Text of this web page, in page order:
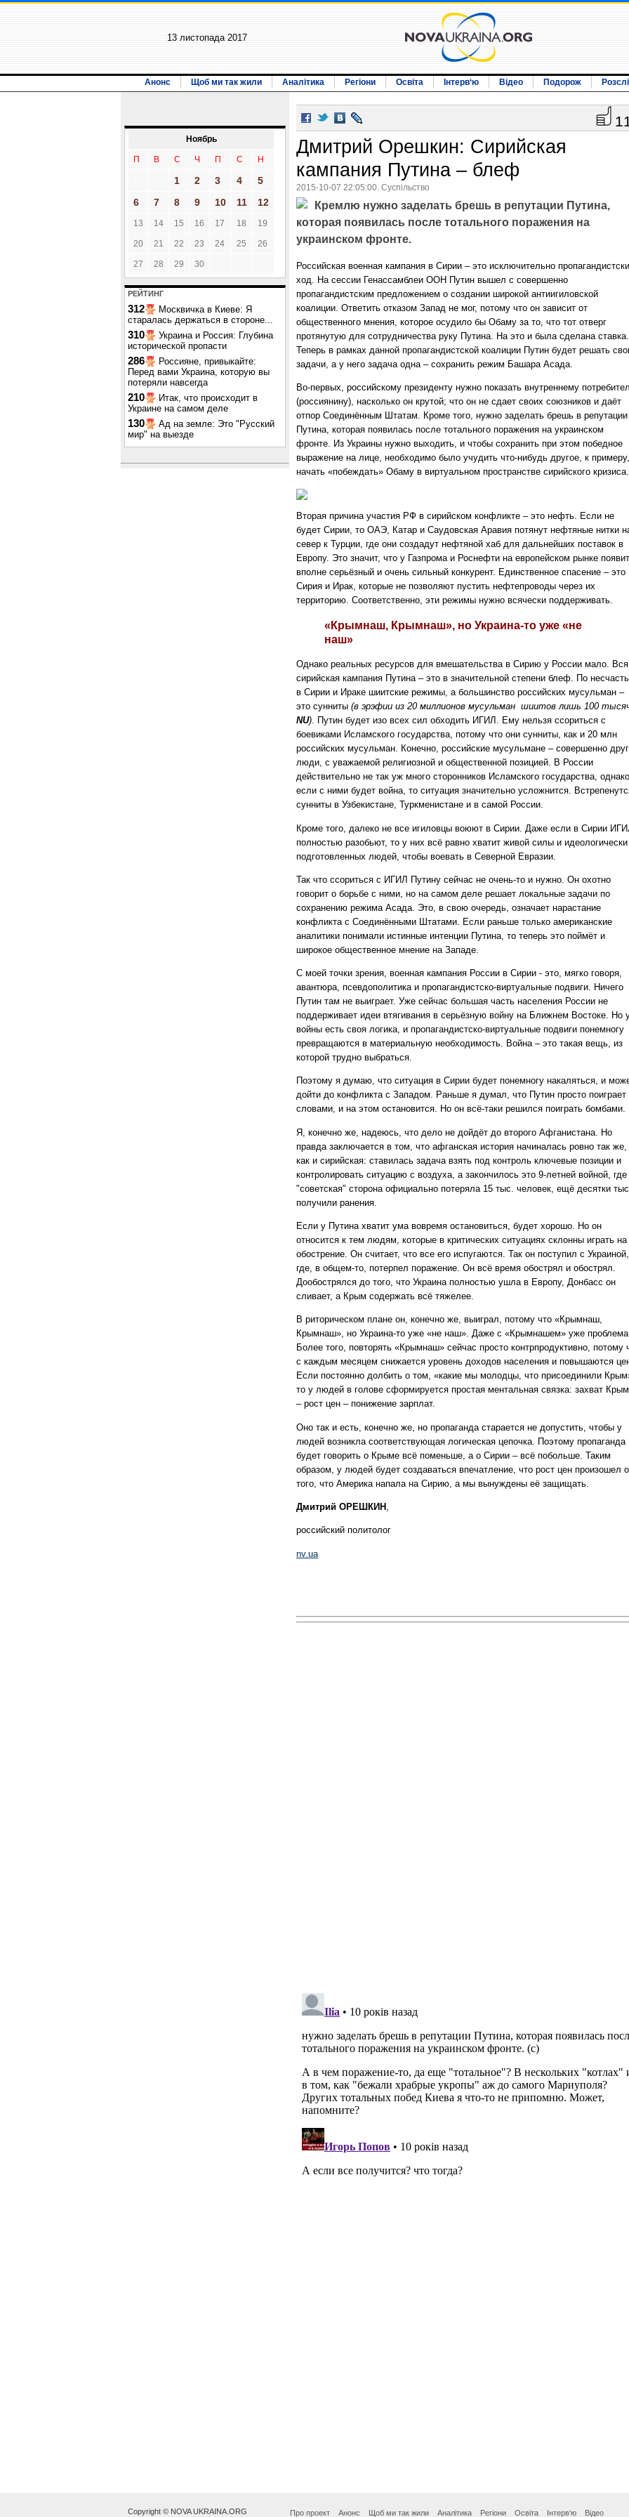
13 листопада 2017
Анонс Щоб ми так жили Аналітика Регіони Освіта Інтерв‘ю Відео Подорож
Ноябрь
П В С Ч П С Н
1 2 3 4
5
6
7 8 9 10 11 12
13 14 15 16 17 18 19
20 21 22 23 24 25 26
27 28 29 30
РЕЙТИНГ
312
Москвичка в Киеве: Я
старалась держаться в стороне...
310
Украина и Россия: Глубина
исторической пропасти
286
Россияне, привыкайте:
Перед вами Украина, которую вы
потеряли навсегда
210
Итак, что происходит в
Украине на самом деле
130
Ад на земле: Это "Русский
мир" на выезде
Дмитрий Орешкин: Сирийская
кампания Путина – блеф
2015-10-07 22:05:00. Суспільство
Кремлю нужно заделать брешь в репутации Путина,
которая появилась после тотального поражения на
украинском фронте.
Российская военная кампания в Сирии – это исключительно
ход. На сессии Генассамблеи ООН Путин вышел с совершенно
пропагандистским предложением о создании широкой антиигиловской
коалиции. Ответить отказом Запад не мог, потому что он зависит от
общественного мнения, которое осудило бы Обаму за то, что тот отверг
протянутую для сотрудничества руку Путина. На это и была сделана ставка.
Теперь в рамках данной пропагандистской коалиции Путин будет решать
задачи, а у него задача одна – сохранить режим Башара Асада.
Во-первых, российскому президенту нужно показать внутреннему
(россиянину), насколько он крутой; что он не сдает своих союзников и даёт
отпор Соединённым Штатам. Кроме того, нужно заделать брешь в репутации
Путина, которая появилась после тотального поражения на украинском
фронте. Из Украины нужно выходить, и чтобы сохранить при этом победное
выражение на лице, необходимо было учудить что-нибудь другое, к примеру,
начать «побеждать» Обаму в виртуальном пространстве сирийского кризиса.
Вторая причина участия РФ в сирийском конфликте – это нефть. Если не
будет Сирии, то ОАЭ, Катар и Саудовская Аравия потянут нефтяные нитки
север к Турции, где они создадут нефтяной хаб для дальнейших поставок в
Европу. Это значит, что у Газпрома и Роснефти на европейском рынке
вполне серьёзный и очень сильный конкурент. Единственное спасение – это
Сирия и Ирак, которые не позволяют пустить нефтепроводы через их
территорию. Соответственно, эти режимы нужно всячески поддерживать.
«Крымнаш, Крымнаш», но Украина-то уже «не
наш»
Однако реальных ресурсов для вмешательства в Сирию у России мало. Вся
сирийская кампания Путина – это в значительной степени блеф. По
в Сирии и Ираке шиитские режимы, а большинство российских мусульман –
это сунниты (в эрэфии из 20 миллионов мусульман шиитов лишь 100
NU). Путин будет изо всех сил обходить ИГИЛ. Ему нельзя ссориться с
боевиками Исламского государства, потому что они сунниты, как и 20 млн
российских мусульман. Конечно, российские мусульмане – совершенно
люди, с уважаемой религиозной и общественной позицией. В России
действительно не так уж много сторонников Исламского государства, однако
если с ними будет война, то ситуация значительно усложнится.
сунниты в Узбекистане, Туркменистане и в самой России.
Кроме того, далеко не все игиловцы воюют в Сирии. Даже если в Сирии
полностью разобьют, то у них всё равно хватит живой силы и идеологически
подготовленных людей, чтобы воевать в Северной Евразии.
Так что ссориться с ИГИЛ Путину сейчас не очень-то и нужно. Он охотно
говорит о борьбе с ними, но на самом деле решает локальные задачи по
сохранению режима Асада. Это, в свою очередь, означает нарастание
конфликта с Соединёнными Штатами. Если раньше только американские
аналитики понимали истинные интенции Путина, то теперь это поймёт и
широкое общественное мнение на Западе.
С моей точки зрения, военная кампания России в Сирии - это, мягко говоря,
авантюра, псевдополитика и пропагандистско-виртуальные подвиги. Ничего
Путин там не выиграет. Уже сейчас большая часть населения России не
поддерживает идеи втягивания в серьёзную войну на Ближнем Востоке. Но
войны есть своя логика, и пропагандистско-виртуальные подвиги понемногу
превращаются в материальную необходимость. Война – это такая вещь, из
которой трудно выбраться.
Поэтому я думаю, что ситуация в Сирии будет понемногу накаляться, и
дойти до конфликта с Западом. Раньше я думал, что Путин просто поиграет
словами, и на этом остановится. Но он всё-таки решился поиграть бомбами.
Я, конечно же, надеюсь, что дело не дойдёт до второго Афганистана. Но
правда заключается в том, что афганская история начиналась ровно так же,
как и сирийская: ставилась задача взять под контроль ключевые позиции и
контролировать ситуацию с воздуха, а закончилось это 9-летней войной, где
"советская" сторона официально потеряла 15 тыс. человек, ещё десятки
получили ранения.
Если у Путина хватит ума вовремя остановиться, будет хорошо. Но он
относится к тем людям, которые в критических ситуациях склонны играть на
обострение. Он считает, что все его испугаются. Так он поступил с Украиной,
где, в общем-то, потерпел поражение. Он всё время обострял и обострял.
Дообострялся до того, что Украина полностью ушла в Европу, Донбасс он
сливает, а Крым содержать всё тяжелее.
В риторическом плане он, конечно же, выиграл, потому что «Крымнаш,
Крымнаш», но Украина-то уже «не наш». Даже с «Крымнашем» уже
Более того, повторять «Крымнаш» сейчас просто контрпродуктивно, потому
с каждым месяцем снижается уровень доходов населения и повышаются
Если постоянно долбить о том, «какие мы молодцы, что присоединили
то у людей в голове сформируется простая ментальная связка: захват
– рост цен – понижение зарплат.
Оно так и есть, конечно же, но пропаганда старается не допустить, чтобы у
людей возникла соответствующая логическая цепочка. Поэтому пропаганда
будет говорить о Крыме всё поменьше, а о Сирии – всё побольше. Таким
образом, у людей будет создаваться впечатление, что рост цен произошел
того, что Америка напала на Сирию, а мы вынуждены её защищать.
Дмитрий ОРЕШКИН ,
российский политолог
nv.ua
Copyright © NOVA UKRAINA.ORG
Про проект Анонс Щоб ми так жили Аналітика Регіони Освіта Інтерв‘ю Відео